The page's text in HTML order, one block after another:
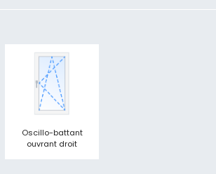
Oscillo-battant
ouvrant droit